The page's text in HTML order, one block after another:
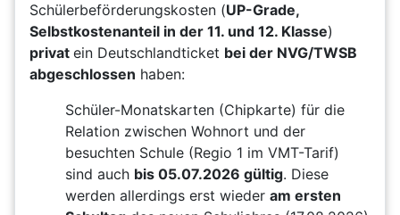
Schülerbeförderungskosten (UP-Grade,
Selbstkostenanteil in der 11. und 12. Klasse)
privat ein Deutschlandticket bei der NVG/TWSB
abgeschlossen haben:
Schüler-Monatskarten (Chipkarte) für die
Relation zwischen Wohnort und der
besuchten Schule (Regio 1 im VMT-Tarif)
sind auch bis 05.07.2026 gültig. Diese
werden allerdings erst wieder am ersten